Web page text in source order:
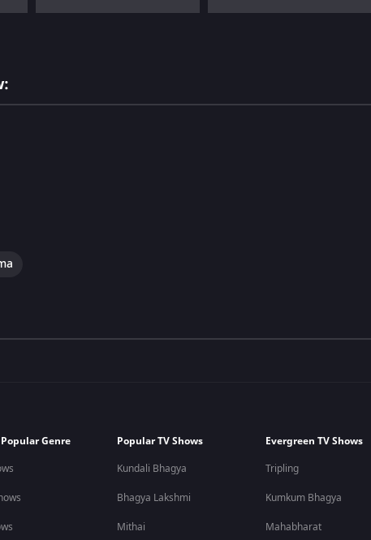
Genre
Popular TV Shows
Kundali Bhagya
Bhagya Lakshmi
Mithai
Evergreen TV Shows
Tripling
Kumkum Bhagya
Mahabharat